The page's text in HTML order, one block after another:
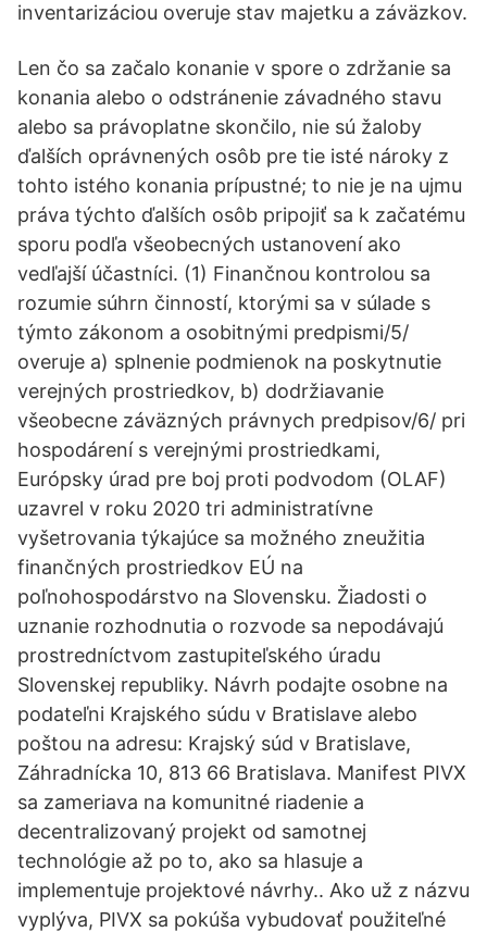
inventarizáciou overuje stav majetku a záväzkov.
Len čo sa začalo konanie v spore o zdržanie sa
konania alebo o odstránenie závadného stavu
alebo sa právoplatne skončilo, nie sú žaloby
ďalších oprávnených osôb pre tie isté nároky z
tohto istého konania prípustné; to nie je na ujmu
práva týchto ďalších osôb pripojiť sa k začatému
sporu podľa všeobecných ustanovení ako
vedľajší účastníci. (1) Finančnou kontrolou sa
rozumie súhrn činností, ktorými sa v súlade s
týmto zákonom a osobitnými predpismi/5/
overuje a) splnenie podmienok na poskytnutie
verejných prostriedkov, b) dodržiavanie
všeobecne záväzných právnych predpisov/6/ pri
hospodárení s verejnými prostriedkami,
Európsky úrad pre boj proti podvodom (OLAF)
uzavrel v roku 2020 tri administratívne
vyšetrovania týkajúce sa možného zneužitia
finančných prostriedkov EÚ na
poľnohospodárstvo na Slovensku. Žiadosti o
uznanie rozhodnutia o rozvode sa nepodávajú
prostredníctvom zastupiteľského úradu
Slovenskej republiky. Návrh podajte osobne na
podateľni Krajského súdu v Bratislave alebo
poštou na adresu: Krajský súd v Bratislave,
Záhradnícka 10, 813 66 Bratislava. Manifest PIVX
sa zameriava na komunitné riadenie a
decentralizovaný projekt od samotnej
technológie až po to, ako sa hlasuje a
implementuje projektové návrhy.. Ako už z názvu
vyplýva, PIVX sa pokúša vybudovať použiteľné